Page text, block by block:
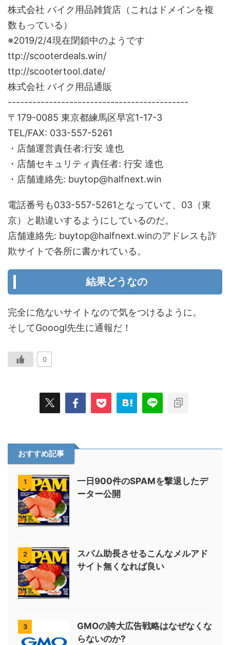
株式会社 バイク用品雑貨店（これはドメインを複
数もっている）
※2019/2/4現在閉鎖中のようです
ttp://scooterdeals.win/
ttp://scootertool.date/
株式会社 バイク用品通販
--------------------------------------------
〒179-0085 東京都練馬区早宮1-17-3
TEL/FAX: 033-557-5261
・店舗運営責任者:行安 達也
・店舗セキュリティ責任者: 行安 達也
・店舗連絡先: buytop@halfnext.win
電話番号も033-557-5261となっていて、03（東
京）と勘違いするようにしているのだ。
店舗連絡先: buytop@halfnext.winのアドレスも詐
欺サイトで各所に書かれている。
結果どうなの
完全に危ないサイトなので気をつけるように。
そしてGooogl先生に通報だ！
0
おすすめ記事
1
一日900件のSPAMを撃退したデ
ーター公開
2
スパム助長させるこんなメルアド
サイト無くなれば良い
3
GMOの誇大広告戦略はなぜなくな
らないのか?